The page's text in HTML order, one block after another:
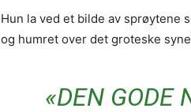
Hun la ved et bilde av sprøytene
og humret over det groteske
«DEN GODE